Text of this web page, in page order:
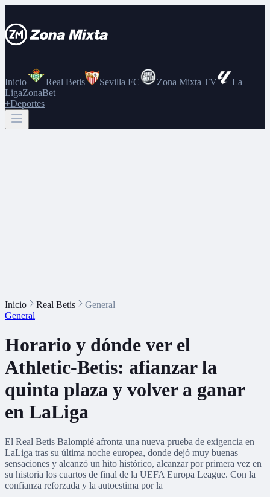
Inicio Real Betis Sevilla FC Zona Mixta TV
La
LigaZonaBet
+Deportes
Inicio Real Betis
General
General
Horario y dónde ver el
Athletic-Betis: afianzar la
quinta plaza y volver a ganar
en LaLiga
El Real Betis Balompié afronta una nueva prueba de exigencia en
LaLiga tras su última noche europea, donde dejó muy buenas
sensaciones y alcanzó un hito histórico, alcanzar por primera vez en
su historia los cuartos de final de la UEFA Europa League. Con la
confianza reforzada y la autoestima por la